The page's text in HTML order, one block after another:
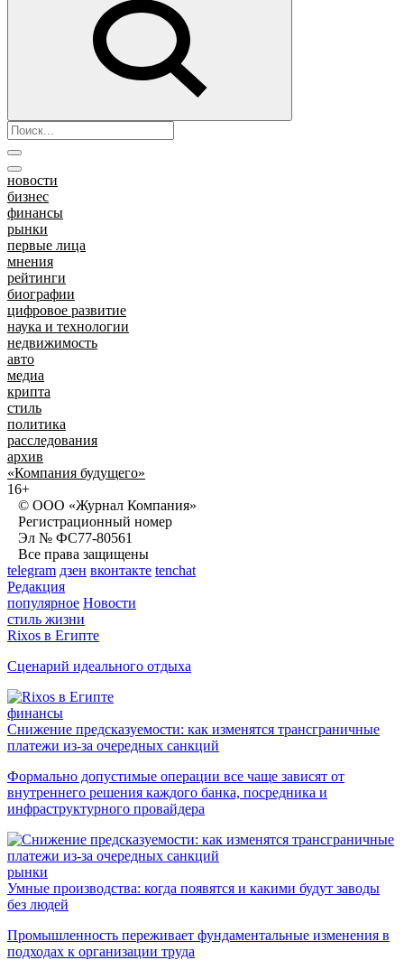
новости
бизнес
финансы
рынки
первые лица
мнения
рейтинги
биографии
цифровое развитие
наука и технологии
недвижимость
авто
медиа
крипта
стиль
политика
расследования
архив
«Компания будущего»
16+
© ООО «Журнал Компания»
Регистрационный номер
Эл № ФС77-80561
Все права защищены
telegram дзен вконтакте tenchat
Редакция
популярное Новости
стиль жизни
Rixos в Египте
Сценарий идеального отдыха
финансы
Снижение предсказуемости: как изменятся трансграничные
платежи из-за очередных санкций
Формально допустимые операции все чаще зависят от
внутреннего решения каждого банка, посредника и
инфраструктурного провайдера
рынки
Умные производства: когда появятся и какими будут заводы
без людей
Промышленность переживает фундаментальные изменения в
подходах к организации труда